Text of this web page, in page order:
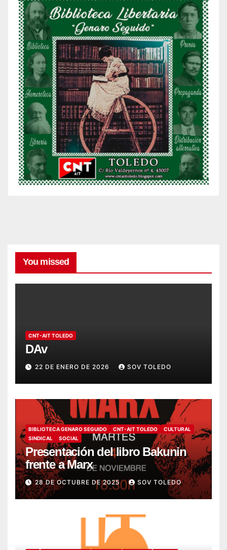
You missed
CNT-AIT TOLEDO
DAv
22 DE ENERO DE 2026 SOV TOLEDO
BIBLIOTECA GENARO SEGUIDO CNT-AIT TOLEDO
CULTURAL
SINDICAL
SOCIAL
Presentación del libro Bakunin
frente a Marx
28 DE OCTUBRE DE 2025 SOV TOLEDO